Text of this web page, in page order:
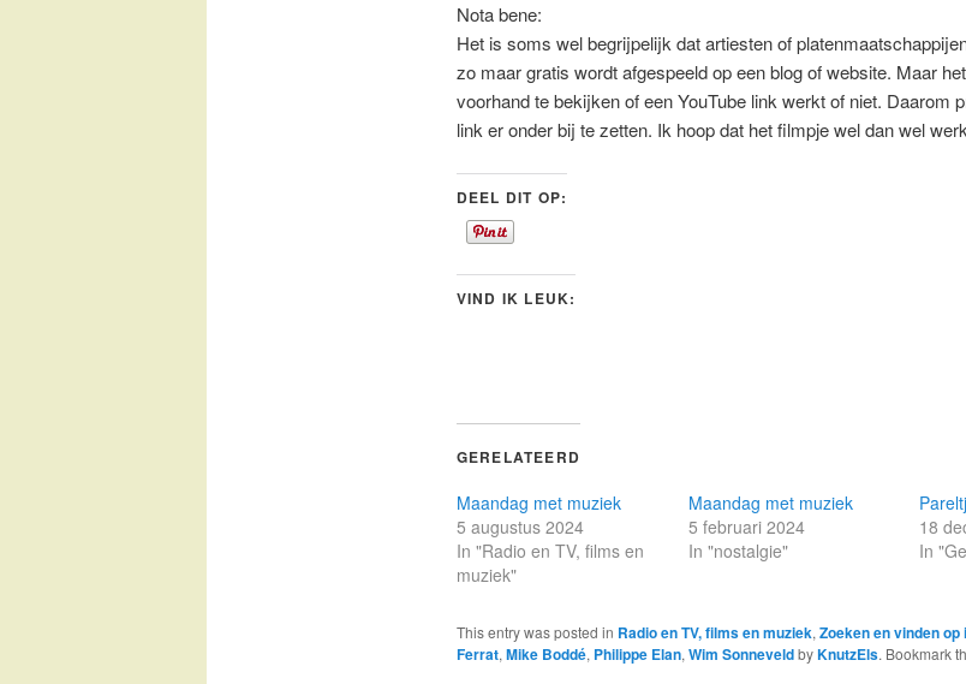
Nota bene:
Het is soms wel begrijpelijk dat artiesten of
zo maar gratis wordt afgespeeld op een blog of website. Maar
voorhand te bekijken of een YouTube link werkt of niet. Daarom
link er onder bij te zetten. Ik hoop dat het filmpje wel dan wel
DEEL DIT OP:
VIND IK LEUK:
GERELATEERD
Maandag met muziek
5 augustus 2024
In "Radio en TV, films en
muziek"
Maandag met muziek
5 februari 2024
In "nostalgie"
18
In
This entry was posted in Radio en TV, films en muziek,Zoeken en vinden op
Ferrat,Mike Boddé, Philippe Elan,Wim SonneveldbyKnutzEls. Bookmark